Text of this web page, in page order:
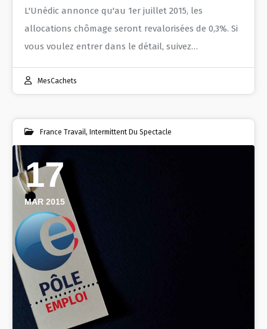
L'Unédic annonce qu'au 1er juillet 2015, les
allocations chômage seront revalorisées de 0,3%. Si
vous voulez entrer dans le détail, suivez…
MesCachets
France Travail, Intermittent Du Spectacle
17
MAR 2015